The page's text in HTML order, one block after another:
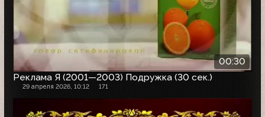
00:30
Реклама Я (2001—2003) Подружка (30 сек.)
29 апреля 2026, 10:12 171